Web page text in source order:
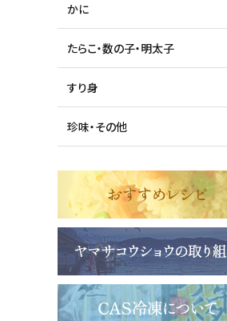
かに
たらこ・数の子・明太子
すり身
珍味・その他